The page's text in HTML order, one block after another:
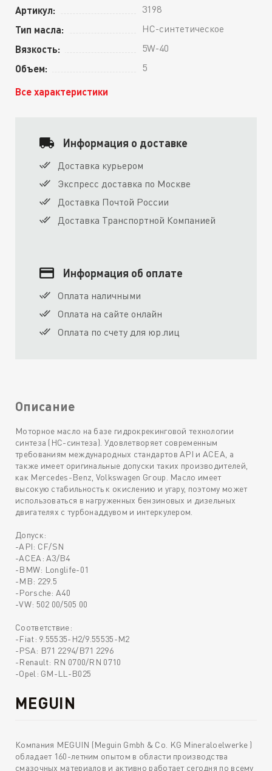
Артикул: 3198
Тип масла: HC-синтетическое
Вязкость: 5W-40
Объем: 5
Все характеристики
Информация о доставке
Доставка курьером
Экспресс доставка по Москве
Доставка Почтой России
Доставка Транспортной Компанией
Информация об оплате
Оплата наличными
Оплата на сайте онлайн
Оплата по счету для юр.лиц
Описание
Моторное масло на базе гидрокрекинговой технологии
синтеза (HC-синтеза). Удовлетворяет современным
требованиям международных стандартов API и ACEA, а
также имеет оригинальные допуски таких производителей,
как Mercedes-Benz, Volkswagen Group. Масло имеет
высокую стабильность к окислению и угару, поэтому может
использоваться в нагруженных бензиновых и дизельных
двигателях с турбонаддувом и интеркулером.
Допуск:
-API: CF/SN
-ACEA: A3/B4
-BMW: Longlife-01
-MB: 229.5
-Porsche: A40
-VW: 502 00/505 00
Соответствие:
-Fiat: 9.55535-H2/9.55535-M2
-PSA: B71 2294/B71 2296
-Renault: RN 0700/RN 0710
-Opel: GM-LL-B025
MEGUIN
Компания MEGUIN (Meguin Gmbh & Co. KG Mineraloelwerke )
обладает 160-летним опытом в области производства
смазочных материалов и активно работает сегодня по всему